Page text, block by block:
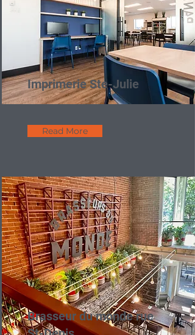
Imprimerie Ste-Julie
Read More
Brasseur du monde rue